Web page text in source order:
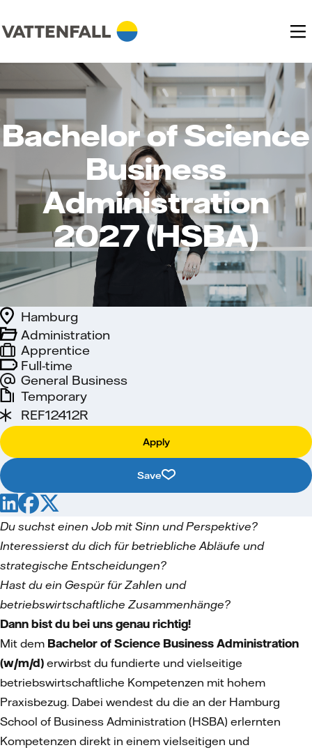
Bachelor of Science
Business
Administration
2027 (HSBA)
Full-time
General Business
Administration
Hamburg
Apprentice
Temporary
REF12412R
Apply
Save
Du suchst einen Job mit Sinn und Perspektive?
Interessierst du dich für betriebliche Abläufe und
strategische Entscheidungen?
Hast du ein Gespür für Zahlen und
betriebswirtschaftliche Zusammenhänge?
Dann bist du bei uns genau richtig!
Mit dem Bachelor of Science Business Administration
(w/m/d) erwirbst du fundierte und vielseitige
betriebswirtschaftliche Kompetenzen mit hohem
Praxisbezug. Dabei wendest du die an der Hamburg
School of Business Administration (HSBA) erlernten
Kompetenzen direkt in einem vielseitigen und